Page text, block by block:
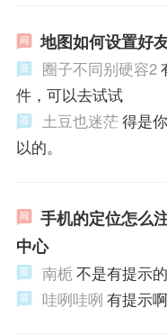
地图如何设置好
圈子不同别硬容2
件，可以去试试
土豆也迷茫得是
以的。
手机的定位怎么
中心
南栀不是有提示
哇咧哇咧 有提示